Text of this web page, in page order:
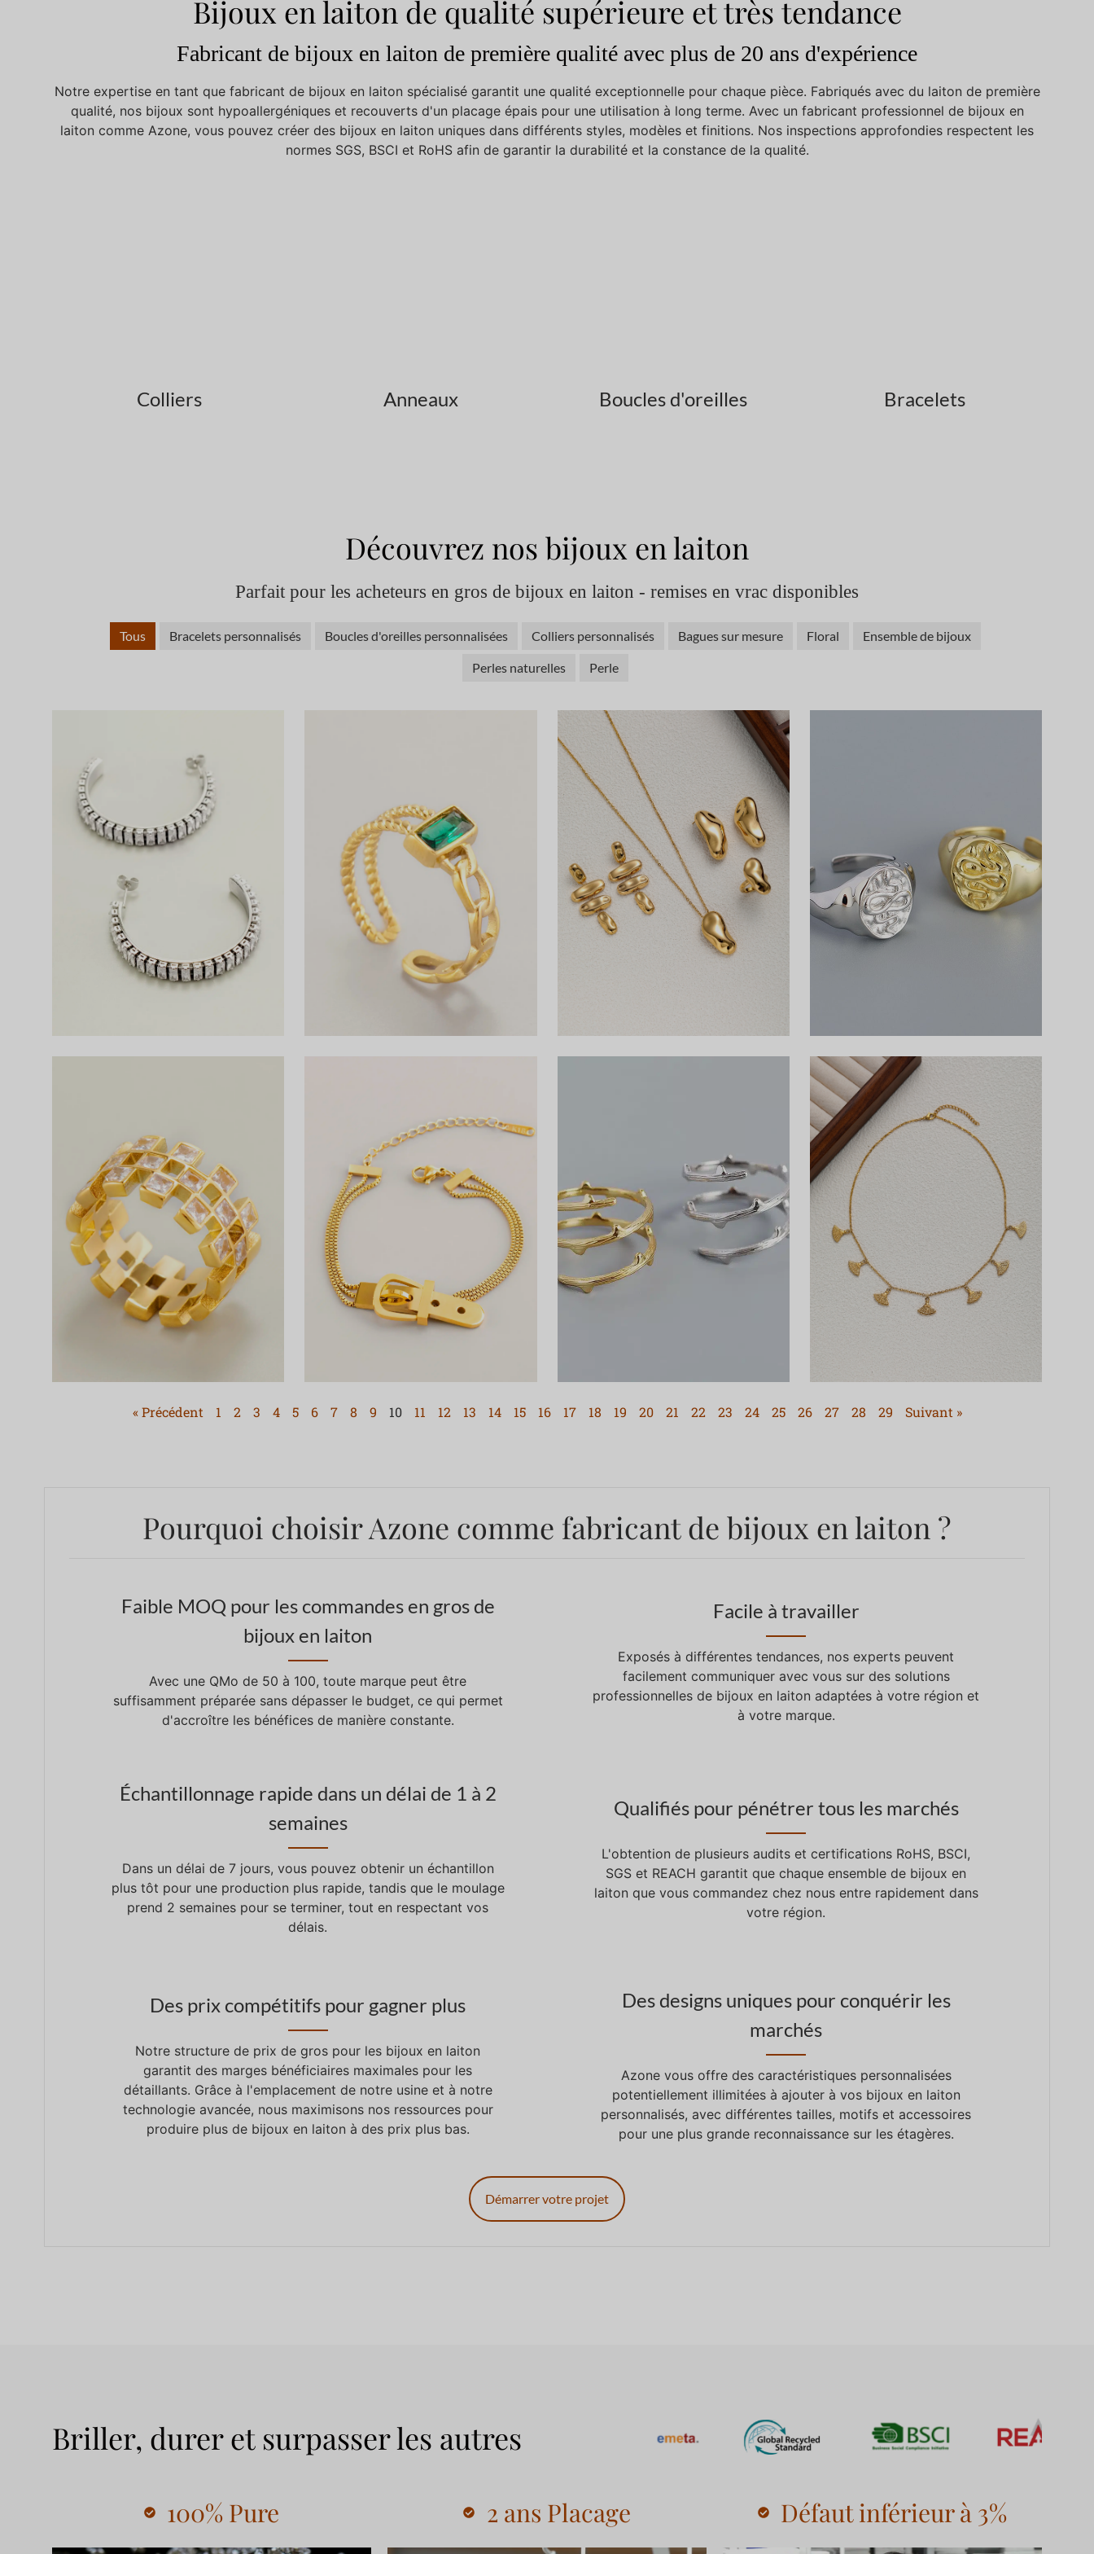
Bijoux en laiton de qualité supérieure et très tendance
Fabricant de bijoux en laiton de première qualité avec plus de 20 ans d'expérience
Notre expertise en tant que fabricant de bijoux en laiton spécialisé garantit une qualité exceptionnelle pour chaque pièce. Fabriqués avec du laiton de première
qualité, nos bijoux sont hypoallergéniques et recouverts d'un placage épais pour une utilisation à long terme. Avec un fabricant professionnel de bijoux en
laiton comme Azone, vous pouvez créer des bijoux en laiton uniques dans différents styles, modèles et finitions. Nos inspections approfondies respectent les
normes SGS, BSCI et RoHS afin de garantir la durabilité et la constance de la qualité.
Colliers Anneaux Boucles d'oreilles Bracelets
Découvrez nos bijoux en laiton
Parfait pour les acheteurs en gros de bijoux en laiton - remises en vrac disponibles
Tous Bracelets personnalisés Boucles d'oreilles personnalisées Colliers personnalisés Bagues sur mesure Floral Ensemble de bijoux
Perles naturelles Perle
« Précédent 1 2 3 4 5 6 7 8 9 10 11 12 13 14 15 16 17 18 19 20 21 22 23 24 25 26 27 28 29 Suivant »
Pourquoi choisir Azone comme fabricant de bijoux en laiton ?
Faible MOQ pour les commandes en gros de
bijoux en laiton
Avec une QMo de 50 à 100, toute marque peut être
suffisamment préparée sans dépasser le budget, ce qui permet
d'accroître les bénéfices de manière constante.
Facile à travailler
Exposés à différentes tendances, nos experts peuvent
facilement communiquer avec vous sur des solutions
professionnelles de bijoux en laiton adaptées à votre région et
à votre marque.
Échantillonnage rapide dans un délai de 1 à 2
semaines
Dans un délai de 7 jours, vous pouvez obtenir un échantillon
plus tôt pour une production plus rapide, tandis que le moulage
prend 2 semaines pour se terminer, tout en respectant vos
délais.
Qualifiés pour pénétrer tous les marchés
L'obtention de plusieurs audits et certifications RoHS, BSCI,
SGS et REACH garantit que chaque ensemble de bijoux en
laiton que vous commandez chez nous entre rapidement dans
votre région.
Des prix compétitifs pour gagner plus
Notre structure de prix de gros pour les bijoux en laiton
garantit des marges bénéficiaires maximales pour les
détaillants. Grâce à l'emplacement de notre usine et à notre
technologie avancée, nous maximisons nos ressources pour
produire plus de bijoux en laiton à des prix plus bas.
Des designs uniques pour conquérir les
marchés
Azone vous offre des caractéristiques personnalisées
potentiellement illimitées à ajouter à vos bijoux en laiton
personnalisés, avec différentes tailles, motifs et accessoires
pour une plus grande reconnaissance sur les étagères.
Démarrer votre projet
Briller, durer et surpasser les autres
100% Pure 2 ans Placage Défaut inférieur à 3%